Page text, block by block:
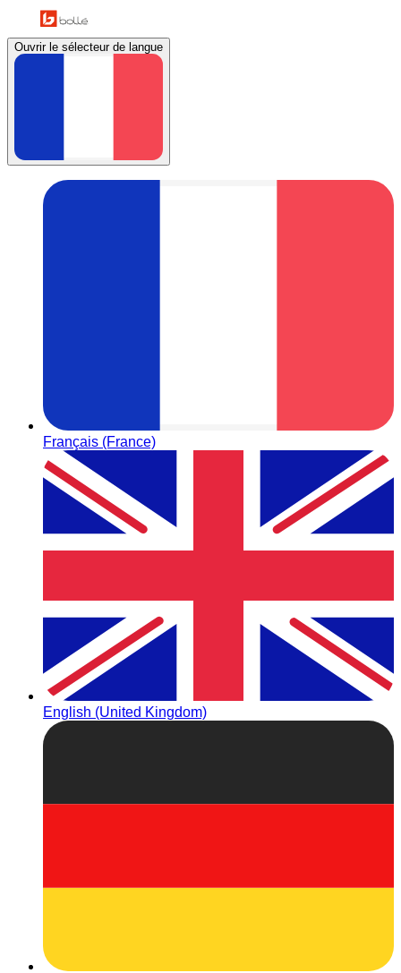
Ouvrir le sélecteur de langue
Français (France)
English (United Kingdom)